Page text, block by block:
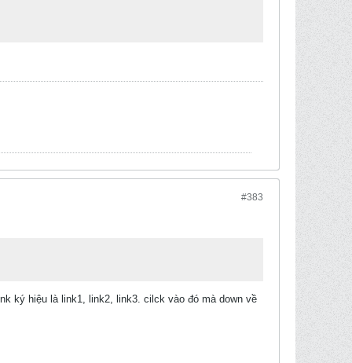
#383
ký hiệu là link1, link2, link3. cilck vào đó mà down về